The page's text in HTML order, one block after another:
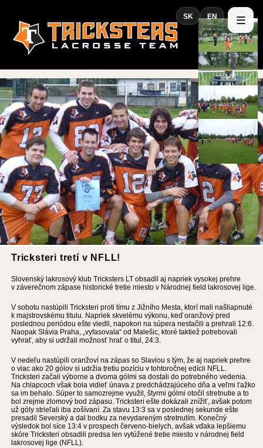
Tricksteri tretí v NFLL!
Slovenský lakrosový klub Tricksters LT obsadil aj napriek vysokej prehre
v záverečnom zápase historické tretie miesto v Národnej field lakrosovej lige.
V sobotu nastúpili Tricksteri proti tímu z Jižního Mesta, ktorí mali našliapnuté
k majstrovskému titulu. Napriek skvelému výkonu, keď oranžový pred
poslednou periódou ešte viedli, napokon na súpera nestačili a prehrali 12:6.
Naopak Slávia Praha, „vyfasovala“ od Malešic, ktoré taktiež potrebovali
vyhrať, aby si udržali možnosť hrať o titul, 24:3.
V nedeľu nastúpili oranžoví na zápas so Slaviou s tým, že aj napriek prehre
o viac ako 20 gólov si udržia tretiu pozíciu v tohtoročnej edícii NFLL.
Tricksteri začali výborne a dvoma gólmi sa dostali do potrebného vedenia.
Na chlapcoch však bola vidieť únava z predchádzajúceho dňa a veľmi ťažko
sa im behalo. Súper to samozrejme využil, štyrmi gólmi otočil stretnutie a to
bol zrejme zlomový bod zápasu. Tricksteri ešte dokázali znížiť, avšak potom
už góly strieľali iba zošívaní. Za stavu 13:3 sa v poslednej sekunde ešte
presadil Severský a dal bodku za nevydareným stretnutím. Konečný
výsledok bol síce 13:4 v prospech červeno-bielych, avšak vďaka lepšiemu
skóre Tricksteri obsadili predsa len vytúžené tretie miesto v národnej field
lakrosovej lige (NFLL).
SK EN